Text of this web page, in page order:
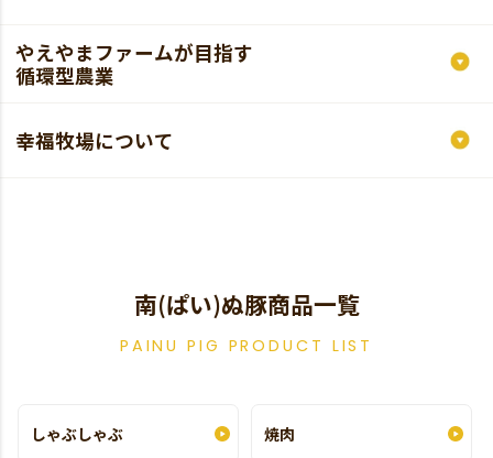
やえやまファームが目指す
循環型農業
幸福牧場について
南(ぱい)ぬ豚商品一覧
PAINU PIG PRODUCT LIST
しゃぶしゃぶ 焼肉